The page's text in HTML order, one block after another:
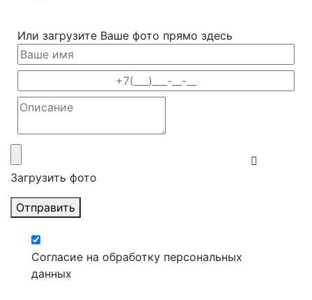
Или загрузите Ваше фото прямо здесь
Загрузить фото
Отправить
Согласие на обработку персональных
данных